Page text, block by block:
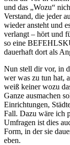
und das „Wozu“
Verstand, die jeder
wieder ansteht und
verlangt – hört und
so eine
dauerhaft dort als
Nun stell dir vor, in
wer was zu tun hat,
weiß keiner wozu
Ganze ausmachen
Einrichtungen,
Fall. Dazu wäre ich
Umfragen ist dies
Form, in der sie
eben.